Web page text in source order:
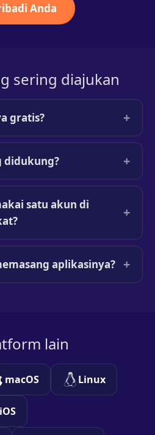
Anda
sering diajukan
gratis? +
didukung? +
satu akun di
+
aplikasinya? +
lain
macOS Linux
iOS